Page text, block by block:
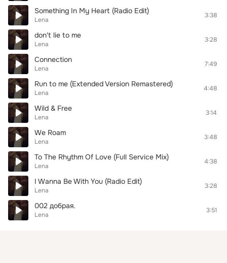
Something In My Heart (Radio Edit)
Lena
3:38
don't lie to me
Lena
3:28
Connection
Lena
7:49
Run to me (Extended Version Remastered)
Lena
4:48
Wild & Free
Lena
3:14
We Roam
Lena
3:48
To The Rhythm Of Love (Full Service Mix)
Lena
4:38
I Wanna Be With You (Radio Edit)
Lena
3:28
002 добрая.
Lena
3:51